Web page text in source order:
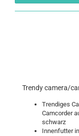
Trendy camera/
Trendiges
Camcorder
schwarz
Innenfutter